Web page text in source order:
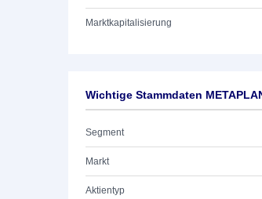
Marktkapitalisierung
Wichtige Stammdaten
Segment
Markt
Aktientyp